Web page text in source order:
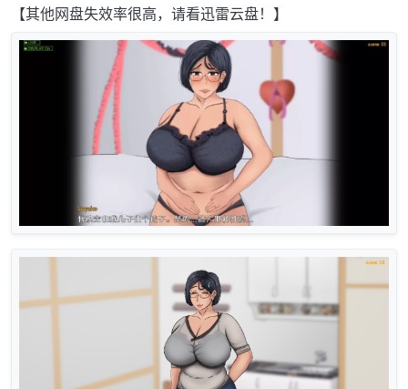
【其他网盘失效率很高，请看迅雷云盘！】